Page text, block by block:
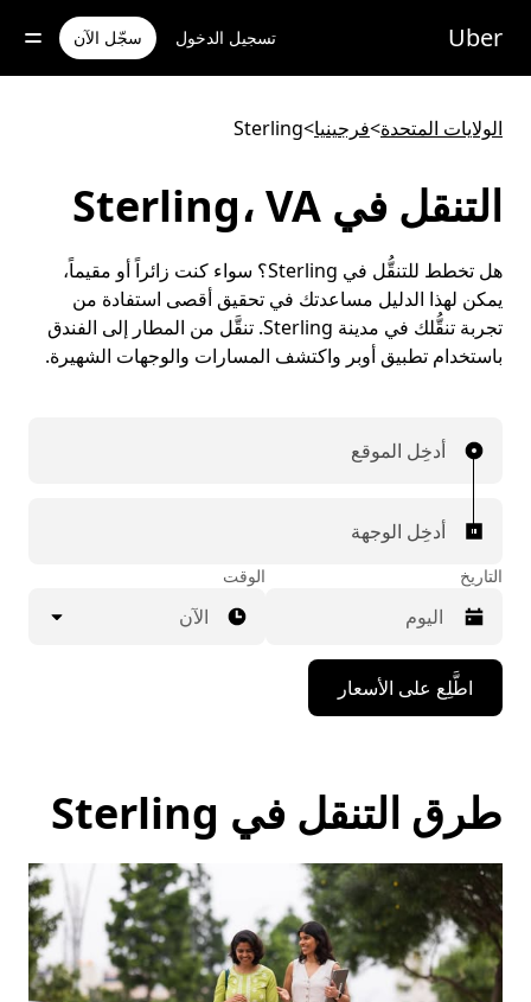
للوصول
المحتوى
Uber تسجيل الدخول سجّل الآن
الولايات المتحدة>فرجينيا>
Sterling
التنقل في Sterling، VA
هل تخطط للتنقُّل في Sterling؟ سواء كنت زائراً أو مقيماً،
يمكن لهذا الدليل مساعدتك في تحقيق أقصى استفادة من
تجربة تنقُّلك في مدينة Sterling. تنقَّل من المطار إلى الفندق
باستخدام تطبيق أوبر واكتشف المسارات والوجهات الشهيرة.
أدخِل الموقع
أدخِل الوجهة
التاريخ
اضغط
على
مفتاح
لاستخدام
التقويم
التاريخ.
اضغط
على
زر
الخروج
لإغلاق
الوقت
الآن
اطَّلِع على الأسعار
طرق التنقل في Sterling